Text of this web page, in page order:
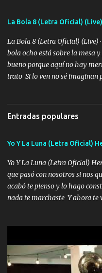
firme el legado que si como
fajado y mi R terciado me van
mando un abrazo andamos
Ando en la colonia bien
fallado para mi compadre
tomando con mujeres
bien cuidado bien atrabancado
La Bola 8 (Letra Oficial)
La Bola 8 (Letra Oficial) (Live)
bola ocho está sobre la mesa
bueno porque aquí no hay
trato Si lo ven no sé imaginan
lo primero que cualquier cosa
ver solo más no ando solo ai
cuidan los santos y mi Dios
por un futuro mejor Música
fecha aún sigo vigente no soy
alteró de repente Mi carnal
ha rajado pal Chinchillas un
Peñasco Me fajó una Glock al
Entradas populares
Yo Y La Luna (Letra Oficial)
Yo Y La Luna (Letra Oficial)
que pasó con nosotros si nos
acabó te pienso y lo hago
nada te marchaste Y ahora te
pero eso ya no va a pasar me
mirabas bonito si yo no fui el
duele no tenerte aquí